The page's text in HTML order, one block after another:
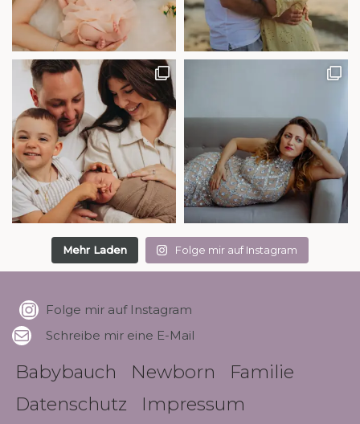
Mehr Laden Folge mir auf Instagram
Folge mir auf Instagram
Schreibe mir eine E-Mail
Babybauch Newborn
Familie
Datenschutz
Impressum